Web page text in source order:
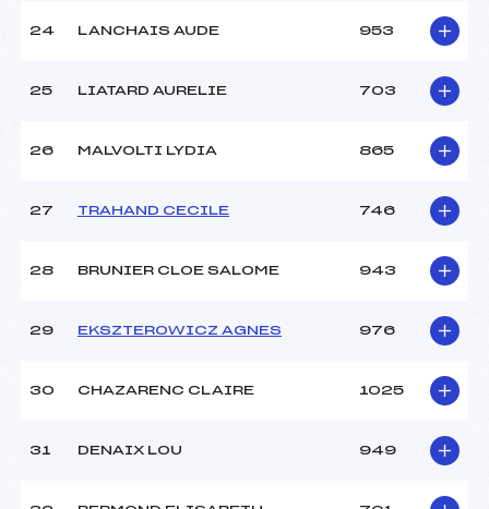
24 LANCHAIS AUDE 953
25 LIATARD AURELIE 703
26 MALVOLTI LYDIA 865
27 TRAHAND CECILE 746
28 BRUNIER CLOE SALOME 943
29 EKSZTEROWICZ AGNES 976
30 CHAZARENC CLAIRE 1025
31 DENAIX LOU 949